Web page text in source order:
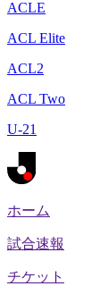
ACLE
ACL Elite
ACL2
ACL Two
U-21
ホーム
試合速報
チケット